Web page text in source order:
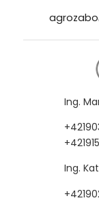
Ing.
Ing.